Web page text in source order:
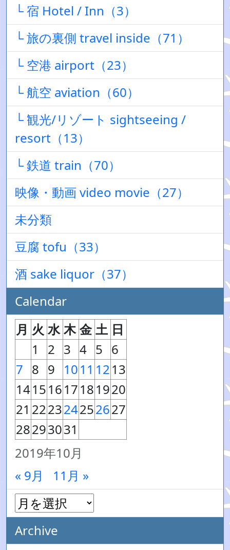
└ 宿 Hotel / Inn（3）
└ 旅の裏側 travel inside（71）
└ 空港 airport（23）
└ 航空 aviation（60）
└ 観光/リゾート sightseeing /
resort（13）
└ 鉄道 train（70）
映像・動画 video movie（27）
未分類
豆腐 tofu（33）
酒 sake liquor（37）
Calendar
2019年10月
月 火 水 木 金 土 日
1
2 3 4 5 6
7 8 9 1011 1213
14151617181920
21 222324252627
28293031
« 9月 11月 »
Archive